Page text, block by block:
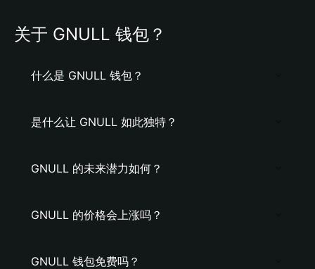
关于 GNULL 钱包？
什么是 GNULL 钱包？
是什么让 GNULL 如此独特？
GNULL 的未来潜力如何？
GNULL 的价格会上涨吗？
GNULL 钱包免费吗？